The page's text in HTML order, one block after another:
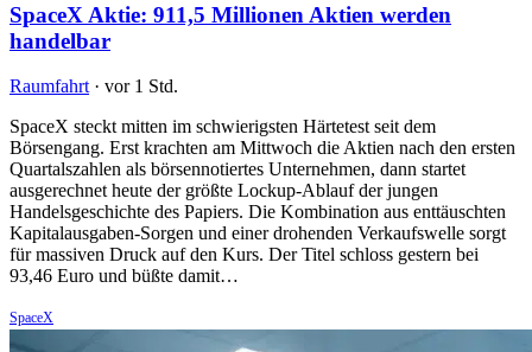
SpaceX Aktie: 911,5 Millionen Aktien werden
handelbar
Raumfahrt · vor 1 Std.
SpaceX steckt mitten im schwierigsten Härtetest seit dem
Börsengang. Erst krachten am Mittwoch die Aktien nach den ersten
Quartalszahlen als börsennotiertes Unternehmen, dann startet
ausgerechnet heute der größte Lockup-Ablauf der jungen
Handelsgeschichte des Papiers. Die Kombination aus enttäuschten
Kapitalausgaben-Sorgen und einer drohenden Verkaufswelle sorgt
für massiven Druck auf den Kurs. Der Titel schloss gestern bei
93,46 Euro und büßte damit…
SpaceX